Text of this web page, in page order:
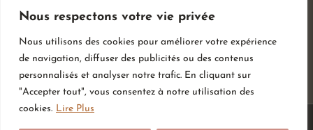
Nous respectons votre vie privée
Nous utilisons des cookies pour améliorer votre expérience
de navigation, diffuser des publicités ou des contenus
personnalisés et analyser notre trafic. En cliquant sur
"Accepter tout", vous consentez à notre utilisation des
cookies. Lire Plus
Vêtements de
grossesse
Lithothérapie
Poussettes